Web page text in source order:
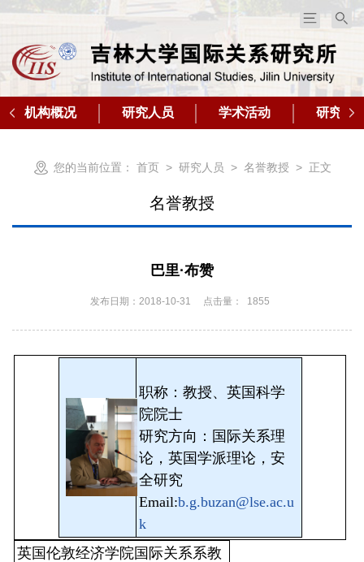
机构概况 研究人员 学术活动 研究成
您的当前位置： 首页> 研究人员 > 名誉教授 > 正文
名誉教授
巴里·布赞
发布日期：2018-10-31 点击量： 1855
职称：教授、英国科学
院院士
研究方向：国际关系理
论，英国学派理论，安
全研究
Email:b.g.buzan@lse.ac.u
k
英国伦敦经济学院国际关系系教